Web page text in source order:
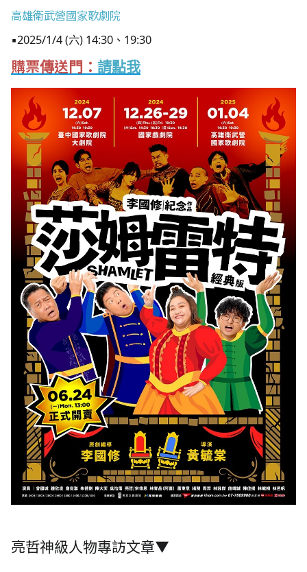
高雄衛武營國家歌劇院
▪2025/1/4 (六) 14:30、19:30
購票傳送門： 請點我
亮哲神級人物專訪文章▼